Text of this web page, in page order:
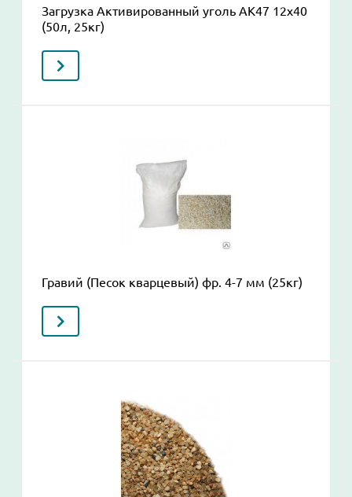
Загрузка Активированный уголь AK47 12x40
(50л, 25кг)
Гравий (Песок кварцевый) фр. 4-7 мм (25кг)